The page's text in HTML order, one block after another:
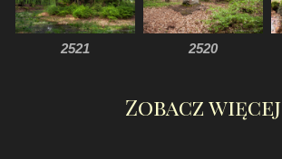
2521 2520
Zobacz więcej